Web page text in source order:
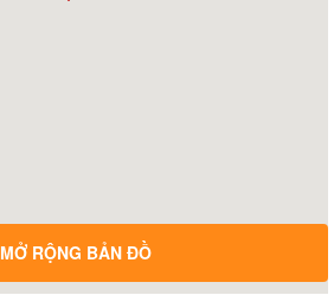
MỞ RỘNG BẢN ĐỒ